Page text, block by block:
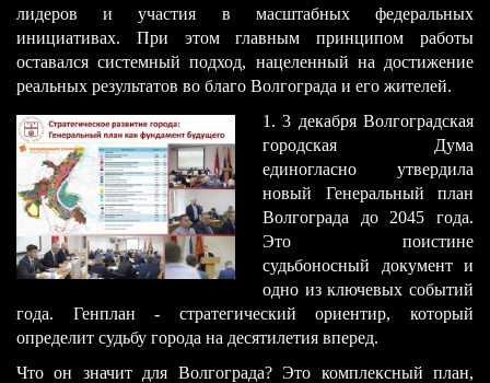
лидеров и участия в масштабных федеральных
инициативах. При этом главным принципом работы
оставался системный подход, нацеленный на достижение
реальных результатов во благо Волгограда и его жителей.
​1. 3 декабря Волгоградская
городская Дума
единогласно утвердила
новый Генеральный план
Волгограда до 2045 года.
Это поистине
судьбоносный документ и
одно из ключевых событий
года. Генплан - стратегический ориентир, который
определит судьбу города на десятилетия вперед.
Что он значит для Волгограда? Это комплексный план,